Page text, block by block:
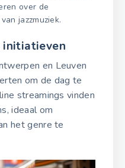
over de
jazzmuziek.
initiatieven
en Leuven
om de dag te
streamings vinden
ideaal om
het genre te